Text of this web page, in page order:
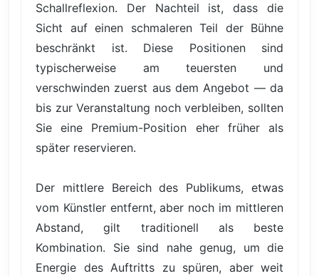
Schallreflexion. Der Nachteil ist, dass die
Sicht auf einen schmaleren Teil der Bühne
beschränkt ist. Diese Positionen sind
typischerweise am teuersten und
verschwinden zuerst aus dem Angebot — da
bis zur Veranstaltung noch verbleiben, sollten
Sie eine Premium-Position eher früher als
später reservieren.
Der mittlere Bereich des Publikums, etwas
vom Künstler entfernt, aber noch im mittleren
Abstand, gilt traditionell als beste
Kombination. Sie sind nahe genug, um die
Energie des Auftritts zu spüren, aber weit